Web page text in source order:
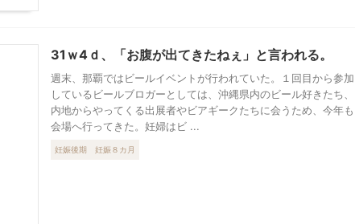
31ｗ4ｄ、「お腹が出てきたねぇ」と言われる。
週末、那覇ではビールイベントが行われていた。１回目から参加
しているビールブロガーとしては、沖縄県内のビール好きたち、
内地からやってくる出展者やビアギークたちに会うため、今年も
会場へ行ってきた。妊婦はビ ...
妊娠後期 妊娠８カ月